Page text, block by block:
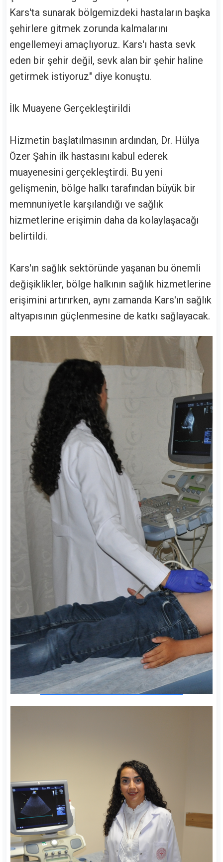
Kars'ta sunarak bölgemizdeki hastaların başka
şehirlere gitmek zorunda kalmalarını
engellemeyi amaçlıyoruz. Kars'ı hasta sevk
eden bir şehir değil, sevk alan bir şehir haline
getirmek istiyoruz" diye konuştu.
İlk Muayene Gerçekleştirildi
Hizmetin başlatılmasının ardından, Dr. Hülya
Özer Şahin ilk hastasını kabul ederek
muayenesini gerçekleştirdi. Bu yeni
gelişmenin, bölge halkı tarafından büyük bir
memnuniyetle karşılandığı ve sağlık
hizmetlerine erişimin daha da kolaylaşacağı
belirtildi.
Kars'ın sağlık sektöründe yaşanan bu önemli
değişiklikler, bölge halkının sağlık hizmetlerine
erişimini artırırken, aynı zamanda Kars'ın sağlık
altyapısının güçlenmesine de katkı sağlayacak.